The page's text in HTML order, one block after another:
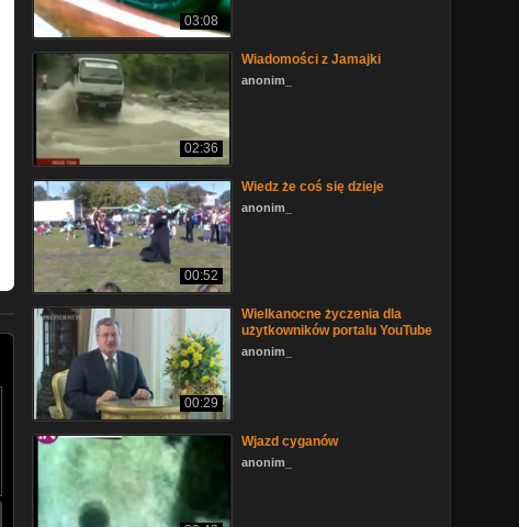
03:08
02:36
Wiadomości z Jamajki
anonim_
00:52
Wiedz że coś się dzieje
anonim_
00:29
Wielkanocne życzenia dla
użytkowników portalu YouTube
anonim_
Wjazd cyganów
anonim_